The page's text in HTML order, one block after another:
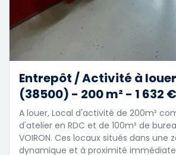
Entrepôt / Activité à
(38500) - 200 m² - 1 632
A louer, Local d'activité de 200m²
d'atelier en RDC et de 100m² de
VOIRON. Ces locaux situés dans une
dynamique et à proximité